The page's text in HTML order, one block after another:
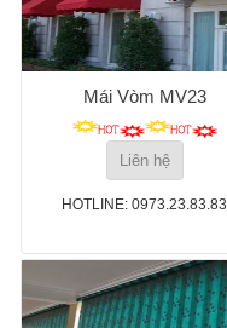
Mái Vòm MV23
Liên hệ
HOTLINE: 0973.23.83.83